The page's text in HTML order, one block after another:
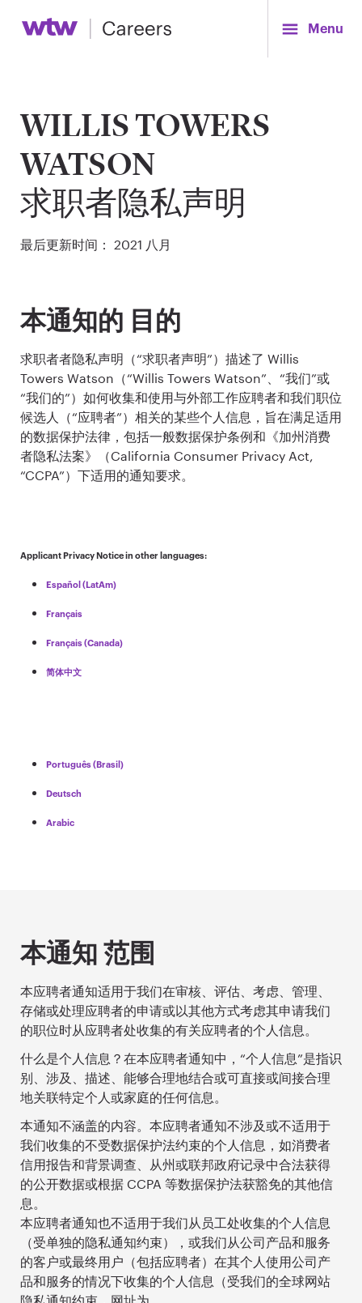
Menu
WILLIS TOWERS
WATSON
求职者隐私声明
最后更新时间： 2021 八月
本通知的 目的
求职者者隐私声明（“求职者声明”）描述了 Willis
Towers Watson（“Willis Towers Watson”、“我们”或
“我们的”）如何收集和使用与外部工作应聘者和我们职位
候选人（“应聘者”）相关的某些个人信息，旨在满足适用
的数据保护法律，包括一般数据保护条例和《加州消费
者隐私法案》（California Consumer Privacy Act,
“CCPA”）下适用的通知要求。
Applicant Privacy Notice in other languages:
Español (LatAm)
Français
Français (Canada)
简体中文
Português (Brasil)
Deutsch
Arabic
本通知 范围
本应聘者通知适用于我们在审核、评估、考虑、管理、
存储或处理应聘者的申请或以其他方式考虑其申请我们
的职位时从应聘者处收集的有关应聘者的个人信息。
什么是个人信息？在本应聘者通知中，“个人信息”是指识
别、涉及、描述、能够合理地结合或可直接或间接合理
地关联特定个人或家庭的任何信息。
本通知不涵盖的内容。本应聘者通知不涉及或不适用于
我们收集的不受数据保护法约束的个人信息，如消费者
信用报告和背景调查、从州或联邦政府记录中合法获得
的公开数据或根据 CCPA 等数据保护法获豁免的其他信
息。
本应聘者通知也不适用于我们从员工处收集的个人信息
（受单独的隐私通知约束），或我们从公司产品和服务
的客户或最终用户（包括应聘者）在其个人使用公司产
品和服务的情况下收集的个人信息（受我们的全球网站